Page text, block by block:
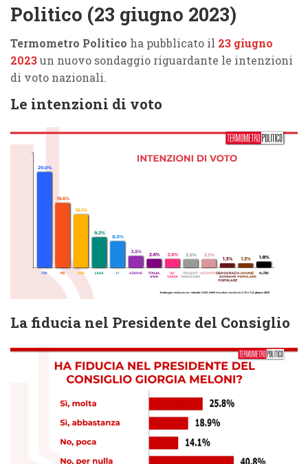
Politico (23 giugno 2023)
Termometro Politico ha pubblicato il 23 giugno
2023un nuovo sondaggio riguardante le intenzioni
di voto nazionali.
Le intenzioni di voto
La fiducia nel Presidente del Consiglio